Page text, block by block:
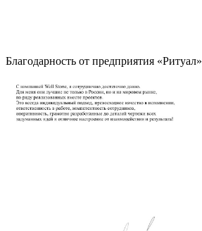
Благодарность от предприятия «Ритуал»